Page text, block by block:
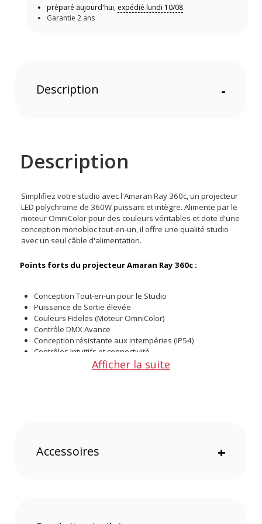
préparé aujourd'hui, expédié lundi 10/08
Garantie 2 ans
Description -
Description
Simplifiez votre studio avec l'Amaran Ray 360c, un projecteur
LED polychrome de 360W puissant et intègre. Alimente par le
moteur OmniColor pour des couleurs véritables et dote d'une
conception monobloc tout-en-un, il offre une qualité studio
avec un seul câble d'alimentation.
Points forts du projecteur Amaran Ray 360c :
Conception Tout-en-un pour le Studio
Puissance de Sortie élevée
Couleurs Fideles (Moteur OmniColor)
Contrôle DMX Avance
Conception résistante aux intempéries (IP54)
Contrôles Intuitifs et connectivité
les studios.
Afficher la suite
Accessoires +